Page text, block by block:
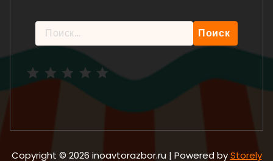
Найти:
Copyright © 2026 inoavtorazbor.ru | Powered byStorely